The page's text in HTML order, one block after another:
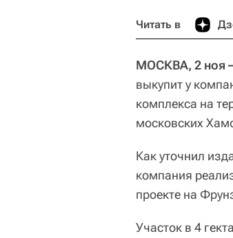
Читать в
МОСКВА, 2 ноя
выкупит у
комплекса на
московских
Как уточнил
компания
проекте на
Участок в 4